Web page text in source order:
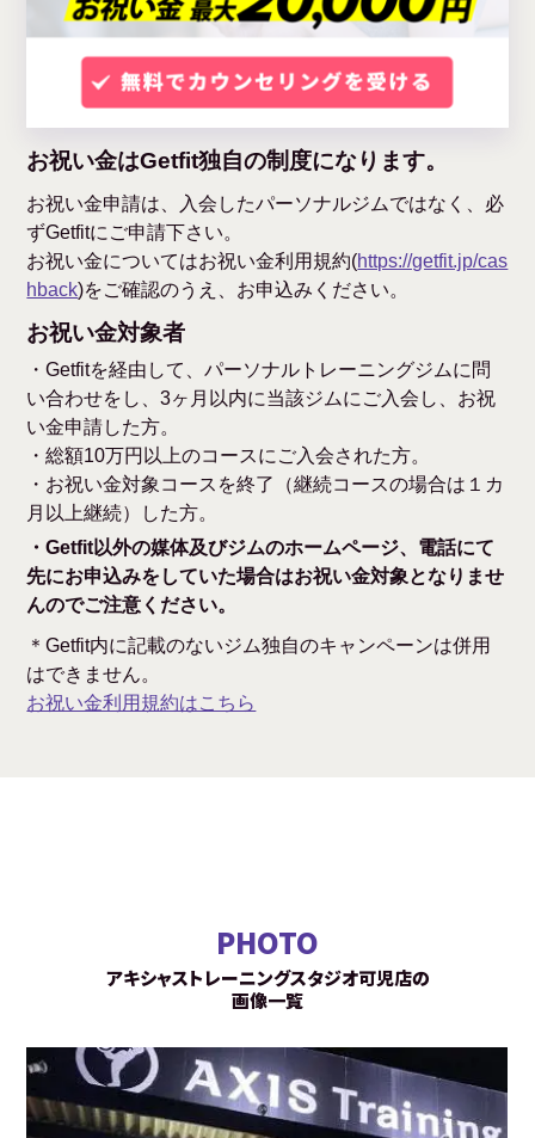
お祝い金はGetfit独自の制度になります。
お祝い金申請は、入会したパーソナルジムではなく、必
ずGetfitにご申請下さい。
お祝い金についてはお祝い金利用規約(https://getfit.jp/cas
hback)をご確認のうえ、お申込みください。
お祝い金対象者
・Getfitを経由して、パーソナルトレーニングジムに問
い合わせをし、3ヶ月以内に当該ジムにご入会し、お祝
い金申請した方。
・総額10万円以上のコースにご入会された方。
・お祝い金対象コースを終了（継続コースの場合は１カ
月以上継続）した方。
・Getfit以外の媒体及びジムのホームページ、電話にて
先にお申込みをしていた場合はお祝い金対象となりませ
んのでご注意ください。
＊Getfit内に記載のないジム独自のキャンペーンは併用
はできません。
お祝い金利用規約はこちら
PHOTO
アキシャストレーニングスタジオ可児店の
画像一覧